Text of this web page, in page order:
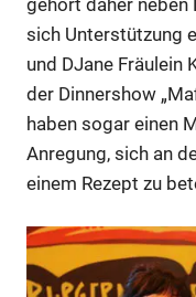
sich Unterstützung
und DJane Fräulein
der Dinnershow
haben sogar einen
Anregung, sich an
einem Rezept zu